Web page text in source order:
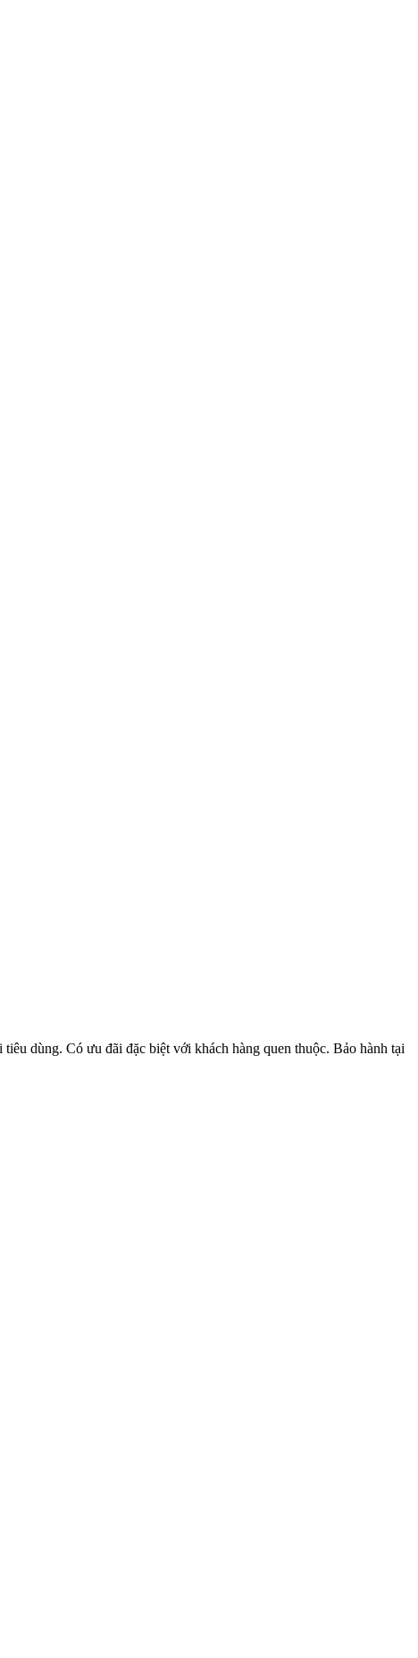
dùng. Có ưu đãi đặc biệt với khách hàng quen thuộc. Bảo hành tại